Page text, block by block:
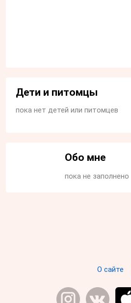
Дети и питомцы
пока нет детей или питомцев
Обо мне
пока не заполнено
О сайте